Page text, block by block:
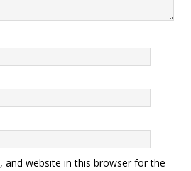
and website in this browser for the